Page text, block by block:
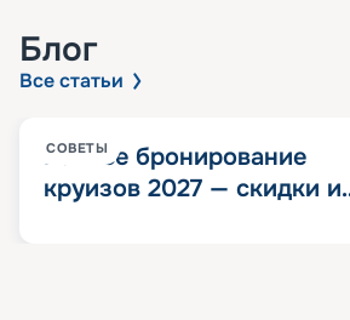
Блог
Все статьи
СОВЕТЫ
Раннее бронирование
круизов 2027 — скидки и